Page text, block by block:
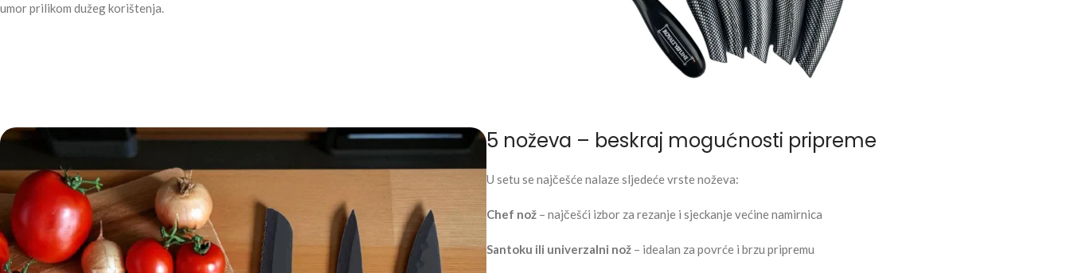
umor prilikom dužeg korištenja.
5 noževa – beskraj mogućnosti pripreme
U setu se najčešće nalaze sljedeće vrste noževa:
Chef nož – najčešći izbor za rezanje i sjeckanje većine namirnica
Santoku ili univerzalni nož – idealan za povrće i brzu pripremu